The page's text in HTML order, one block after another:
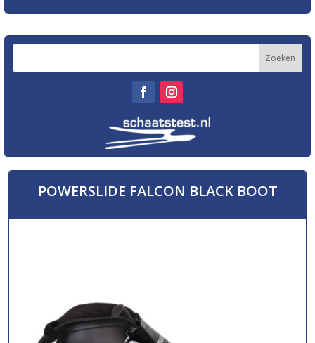
POWERSLIDE FALCON BLACK BOOT